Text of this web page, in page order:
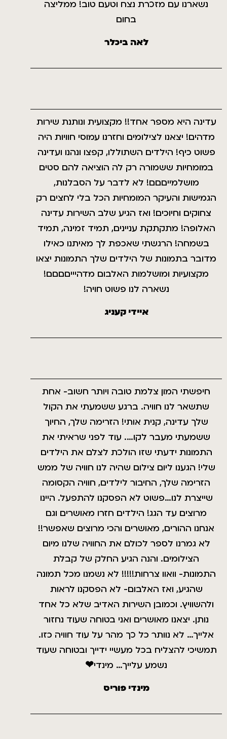
נשארנו עם מזכרת נצח וטעם טוב! ממליצה
בחום
לאה ביכלר
עדינה היא מספר אחד!! מקצועית ונותנת שירות
מדהים! יצאנו לצילומים וחזרנו עמוסי חוויות היה
פשוט כיף! הילדים השתוללו, קפצו ונהנו ועדינה
במומחיות ששמורה רק לה הוציאה להם סטים
מושלמייםםם! לא לדבר על הסבלנות,
הגמישות והעיקר המומחיות הכל בלי לחצים רק
צחוקים וחיוכים! ואז הגיע שלב השירות עדינה
האלופה! מתקתקת עניינים, תמיד זמינה, תמיד
בשמחה! הרגשתי שאכפת לך מאיתנו כאילו
מדובר בתמונות של הילדים שלך התמונות יצאו
מקצועיות ומושלמות האלבום מדהיייםםםם!
נשארה לנו פשוט חויה!
איידי קעניג
חיפשתי המון צלמת טובה ויותר חשוב- אחת
שתשאר לנו חוויה. ברגע ששמעתי את הקול
שלך עדינה, קנית אותי! הזרימה שלך, החיוך
ששמעתי מעבר לקו…. עוד לפני שראיתי את
התמונות ידעתי שזו הולכת לצלם את הילדים
שלי! הגענו ליום צילום שהיה לנו חוויה של ממש
הזרימה שלך, החיבור לילדים, חוויה הקסומה
שייצרת לנו…פשוט לא הפסקנו להתפעל. היינו
מרוצים עד הגג! הילדים חזרו מאושרים וגם
אנחנו ההורים, מאושרים והכי מרוצים שאפשר!!
לא גמרנו לספר לכולם את החוויה שלנו מיום
הצילומים. והנה הגיע החלק של קבלת
התמונות- וואוו צרחות!!!!! לא נשמנו מכל תמונה
שהגיע, ואז האלבום- לא הפסקנו לראות
ולהשוויץ. וכמובן השירות האדיב שלא כל אחד
נותן. יצאנו מאושרים ואני בטוחה שעוד נחזור
אלייך… לא נוותר כל כך מהר על עוד חוויה כזו.
תמשיכי להצליח בכל מעשיי ידייך ובטוחה שעוד
נשמע עלייך… מינדי❤
מינדי פוריס